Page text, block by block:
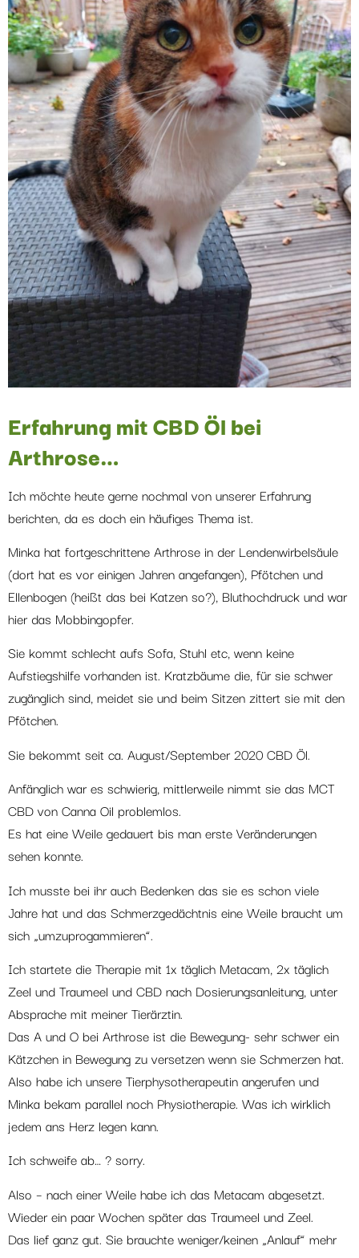
Erfahrung mit CBD Öl bei
Arthrose…
Ich möchte heute gerne nochmal von unserer Erfahrung
berichten, da es doch ein häufiges Thema ist.
Minka hat fortgeschrittene Arthrose in der Lendenwirbelsäule
(dort hat es vor einigen Jahren angefangen), Pfötchen und
Ellenbogen (heißt das bei Katzen so?), Bluthochdruck und war
hier das Mobbingopfer.
Sie kommt schlecht aufs Sofa, Stuhl etc, wenn keine
Aufstiegshilfe vorhanden ist. Kratzbäume die, für sie schwer
zugänglich sind, meidet sie und beim Sitzen zittert sie mit den
Pfötchen.
Sie bekommt seit ca. August/September 2020 CBD Öl.
Anfänglich war es schwierig, mittlerweile nimmt sie das MCT
CBD von Canna Oil problemlos.
Es hat eine Weile gedauert bis man erste Veränderungen
sehen konnte.
Ich musste bei ihr auch Bedenken das sie es schon viele
Jahre hat und das Schmerzgedächtnis eine Weile braucht um
sich „umzuprogammieren“.
Ich startete die Therapie mit 1x täglich Metacam, 2x täglich
Zeel und Traumeel und CBD nach Dosierungsanleitung, unter
Absprache mit meiner Tierärztin.
Das A und O bei Arthrose ist die Bewegung- sehr schwer ein
Kätzchen in Bewegung zu versetzen wenn sie Schmerzen hat.
Also habe ich unsere Tierphysotherapeutin angerufen und
Minka bekam parallel noch Physiotherapie. Was ich wirklich
jedem ans Herz legen kann.
Ich schweife ab… ? sorry.
Also – nach einer Weile habe ich das Metacam abgesetzt.
Wieder ein paar Wochen später das Traumeel und Zeel.
Das lief ganz gut. Sie brauchte weniger/keinen „Anlauf“ mehr